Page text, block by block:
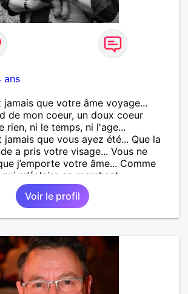
ans
jamais que votre âme voyage...
de mon coeur, un doux coeur
rien, ni le temps, ni l'age...
jamais que vous ayez été... Que la
a pris votre visage... Vous ne
j’emporte votre âme... Comme
m’éclaire en marchant...
Voir le profil